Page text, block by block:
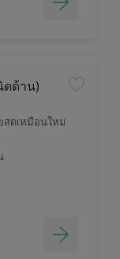
ด้าน)
สดเหมือนใหม่